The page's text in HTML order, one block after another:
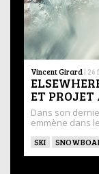
Vincent Girard | 26
ET
Dans son
emmène dans
SKI